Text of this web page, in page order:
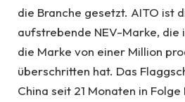
die Branche gesetzt. AITO ist
aufstrebende NEV-Marke, die
die Marke von einer Million
überschritten hat. Das
China seit 21 Monaten in